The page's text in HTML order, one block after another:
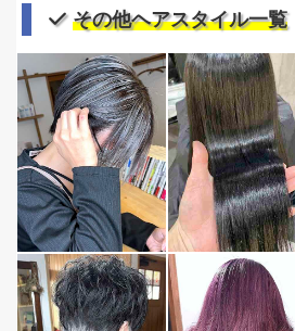
その他ヘアスタイル一覧